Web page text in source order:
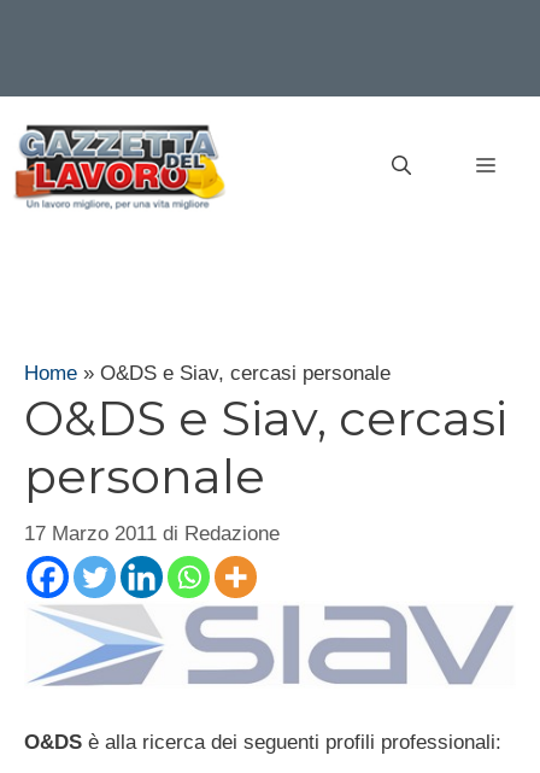
contenuto
Home » O&DS e Siav, cercasi personale
O&DS e Siav, cercasi
personale
17 Marzo 2011 di Redazione
O&DS è alla ricerca dei seguenti profili professionali: